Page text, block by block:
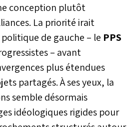
conception plutôt
La priorité irait
de gauche – le PPS
– avant
plus étendues
partagés. À ses yeux, la
semble désormais
idéologiques rigides pour